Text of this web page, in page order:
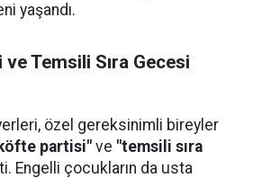
yaşandı.
Temsili Sıra Gecesi
özel gereksinimli bireyler
partisi" ve "temsili sıra
Engelli çocukların da usta